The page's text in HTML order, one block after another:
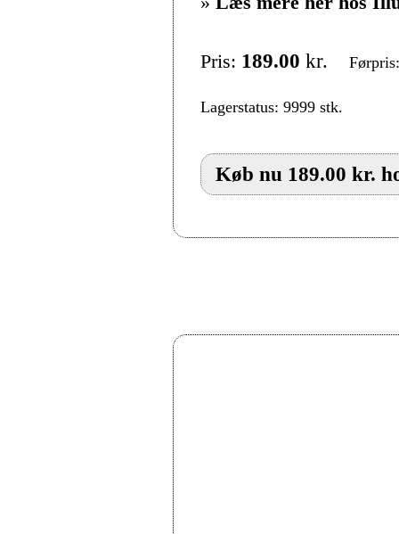
Pris: 189.00 kr.
Lagerstatus: 9999 stk.
Køb nu 189.00 kr.